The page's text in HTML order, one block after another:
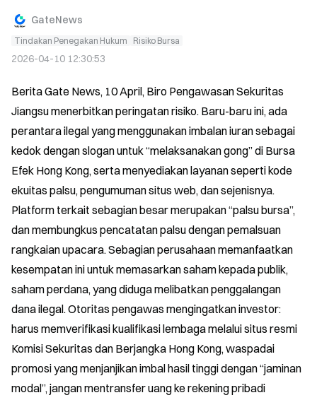
GateNews
Tindakan Penegakan Hukum Risiko Bursa
2026-04-10 12:30:53
Berita Gate News, 10 April, Biro Pengawasan Sekuritas
Jiangsu menerbitkan peringatan risiko. Baru-baru ini, ada
perantara ilegal yang menggunakan imbalan iuran sebagai
kedok dengan slogan untuk “melaksanakan gong” di Bursa
Efek Hong Kong, serta menyediakan layanan seperti kode
ekuitas palsu, pengumuman situs web, dan sejenisnya.
Platform terkait sebagian besar merupakan “palsu bursa”,
dan membungkus pencatatan palsu dengan pemalsuan
rangkaian upacara. Sebagian perusahaan memanfaatkan
kesempatan ini untuk memasarkan saham kepada publik,
saham perdana, yang diduga melibatkan penggalangan
dana ilegal. Otoritas pengawas mengingatkan investor:
harus memverifikasi kualifikasi lembaga melalui situs resmi
Komisi Sekuritas dan Berjangka Hong Kong, waspadai
promosi yang menjanjikan imbal hasil tinggi dengan “jaminan
modal”, jangan mentransfer uang ke rekening pribadi